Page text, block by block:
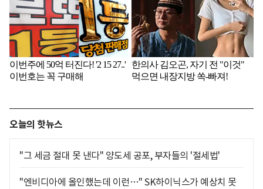
오늘의 핫뉴스
"그 세금 절대 못 낸다" 양도세 공포, 부자들의 '절세법'
"엔비디아에 올인했는데 이런…" SK하이닉스가 예상치 못